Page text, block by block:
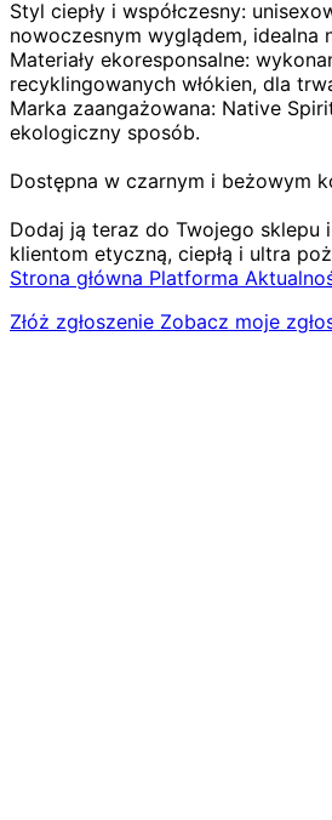
Styl ciepły i współczesny:
nowoczesnym wyglądem, idealna
Materiały ekoresponsalne:
recyklingowanych włókien, dla
Marka zaangażowana: Native
ekologiczny sposób.
Dostępna w czarnym i beżowym
Dodaj ją teraz do Twojego sklepu
klientom etyczną, ciepłą i ultra
Strona główna Platforma
Złóż zgłoszenie Zobacz moje